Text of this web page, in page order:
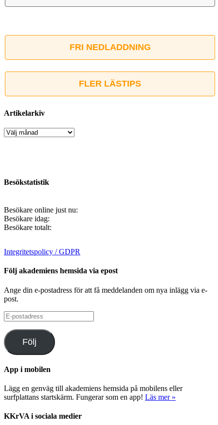
FRI NEDLADDNING
FLER LÄSTIPS
Artikelarkiv
Artikelarkiv
Besökstatistik
Besökare online just nu:
Besökare idag:
Besökare totalt:
Integritetspolicy / GDPR
Följ akademiens hemsida via epost
Ange din e-postadress för att få meddelanden om nya inlägg via e-
post.
E-
postadress
Följ
App i mobilen
Lägg en genväg till akademiens hemsida på mobilens eller
surfplattans startskärm. Fungerar som en app! Läs mer »
KKrVA i sociala medier